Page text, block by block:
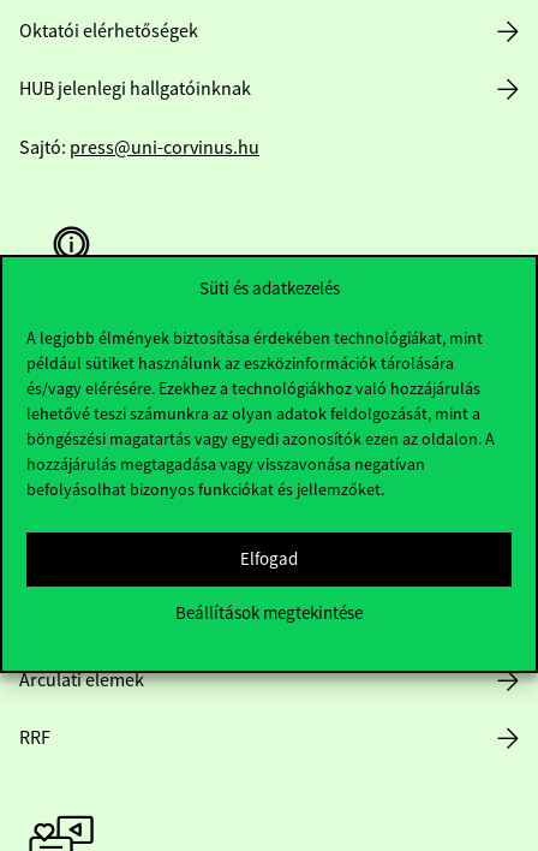
Süti és adatkezelés
A legjobb élmények biztosítása érdekében technológiákat, mint
például sütiket használunk az eszközinformációk tárolására
és/vagy elérésére. Ezekhez a technológiákhoz való hozzájárulás
lehetővé teszi számunkra az olyan adatok feldolgozását, mint a
böngészési magatartás vagy egyedi azonosítók ezen az oldalon. A
hozzájárulás megtagadása vagy visszavonása negatívan
befolyásolhat bizonyos funkciókat és jellemzőket.
Elfogad
Beállítások megtekintése
Oktatói elérhetőségek
HUB jelenlegi hallgatóinknak
Sajtó: press@uni-corvinus.hu
Hasznos linkek
Nyitvatartás
Házirend
Arculati elemek
RRF